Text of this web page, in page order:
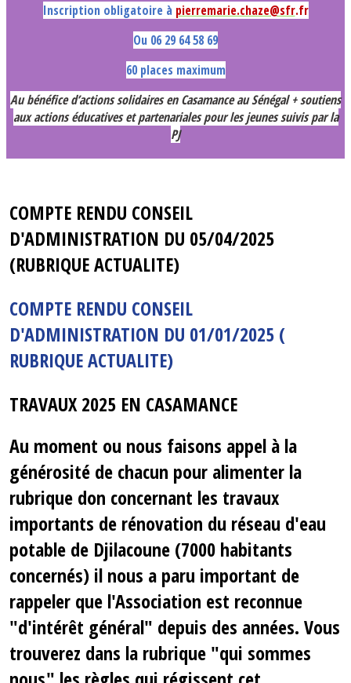
Inscription obligatoire à pierremarie.chaze@sfr.fr
Ou 06 29 64 58 69
60 places maximum
Au bénéfice d’actions solidaires en Casamance au Sénégal + soutiens
aux actions éducatives et partenariales pour les jeunes suivis par la
PJ
COMPTE RENDU CONSEIL
D'ADMINISTRATION DU 05/04/2025
(RUBRIQUE ACTUALITE)
COMPTE RENDU CONSEIL
D'ADMINISTRATION DU 01/01/2025 (
RUBRIQUE ACTUALITE)
TRAVAUX 2025 EN CASAMANCE
Au moment ou nous faisons appel à la
générosité de chacun pour alimenter la
rubrique don concernant les travaux
importants de rénovation du réseau d'eau
potable de Djilacoune (7000 habitants
concernés) il nous a paru important de
rappeler que l'Association est reconnue
"d'intérêt général" depuis des années. Vous
trouverez dans la rubrique "qui sommes